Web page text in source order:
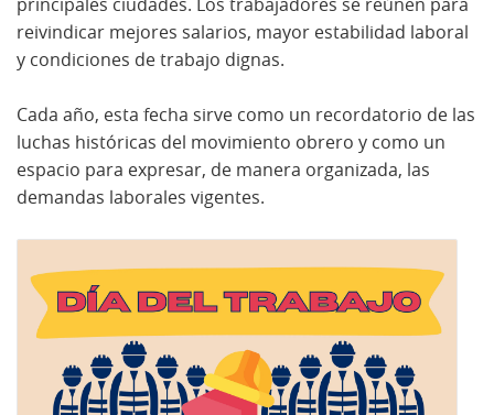
reivindicar mejores salarios, mayor estabilidad laboral
y condiciones de trabajo dignas.
Cada año, esta fecha sirve como un recordatorio de las
luchas históricas del movimiento obrero y como un
espacio para expresar, de manera organizada, las
demandas laborales vigentes.